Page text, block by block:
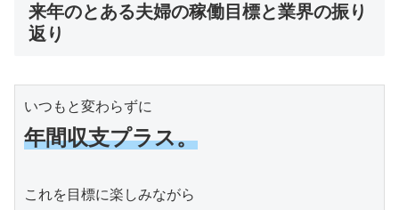
来年のとある夫婦の稼働目標と業界の振り
返り
年間収支プラス。
これを目標に楽しみながら